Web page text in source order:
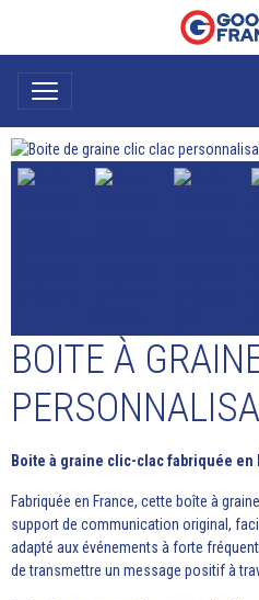
BOITE À
Boite à graine clic-clac fabriquée en
Fabriquée en France, cette boîte à
support de communication original,
adapté aux événements à forte
de transmettre un message positif à